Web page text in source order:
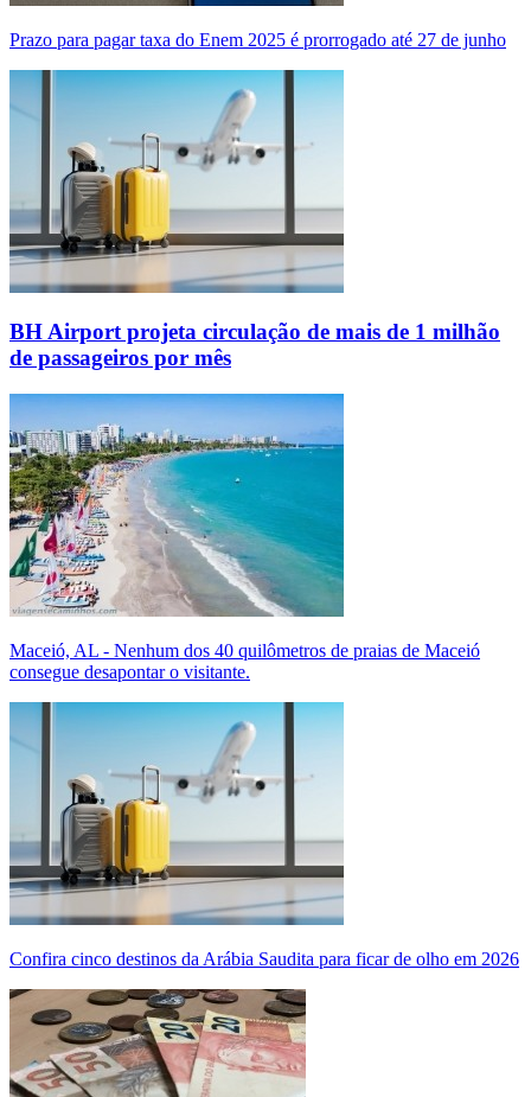
Prazo para pagar taxa do Enem 2025 é prorrogado até 27 de junho
BH Airport projeta circulação de mais de 1 milhão
de passageiros por mês
Maceió, AL - Nenhum dos 40 quilômetros de praias de Maceió
consegue desapontar o visitante.
Confira cinco destinos da Arábia Saudita para ficar de olho em 2026